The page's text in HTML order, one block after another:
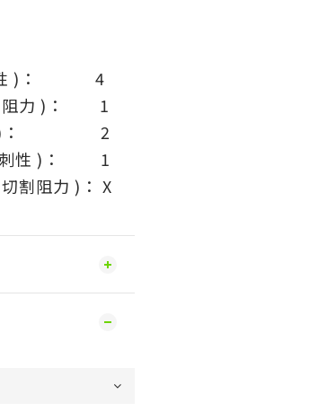
磨性 )： 4
阻力 )： 1
裂性 )： 2
刺性 )： 1
割阻力 )： X